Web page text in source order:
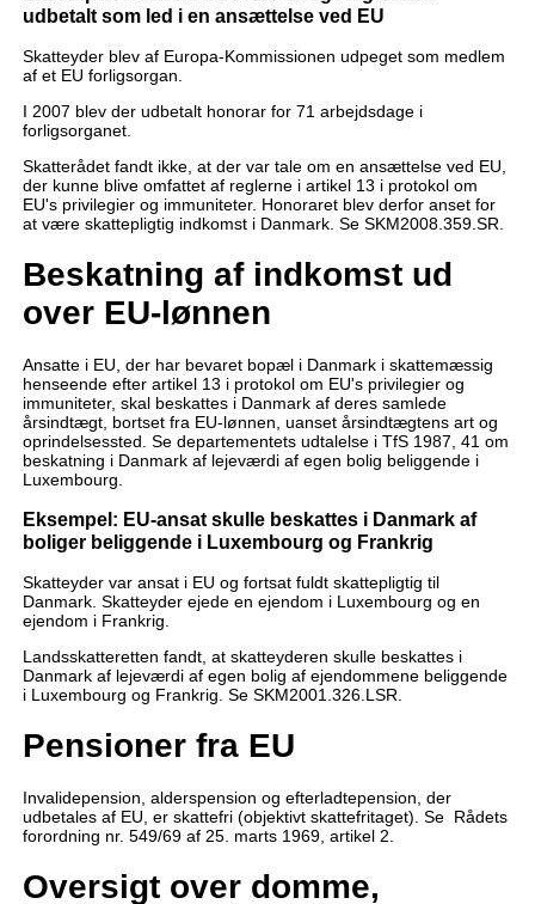
udbetalt som led i en ansættelse ved EU
Skatteyder blev af Europa-Kommissionen udpeget som medlem
af et EU forligsorgan.
I 2007 blev der udbetalt honorar for 71 arbejdsdage i
forligsorganet.
Skatterådet fandt ikke, at der var tale om en ansættelse ved EU,
der kunne blive omfattet af reglerne i artikel 13 i protokol om
EU's privilegier og immuniteter. Honoraret blev derfor anset for
at være skattepligtig indkomst i Danmark. Se SKM2008.359.SR.
Beskatning af indkomst ud
over EU-lønnen
Ansatte i EU, der har bevaret bopæl i Danmark i skattemæssig
henseende efter artikel 13 i protokol om EU's privilegier og
immuniteter, skal beskattes i Danmark af deres samlede
årsindtægt, bortset fra EU-lønnen, uanset årsindtægtens art og
oprindelsessted. Se departementets udtalelse i TfS 1987, 41 om
beskatning i Danmark af lejeværdi af egen bolig beliggende i
Luxembourg.
Eksempel: EU-ansat skulle beskattes i Danmark af
boliger beliggende i Luxembourg og Frankrig
Skatteyder var ansat i EU og fortsat fuldt skattepligtig til
Danmark. Skatteyder ejede en ejendom i Luxembourg og en
ejendom i Frankrig.
Landsskatteretten fandt, at skatteyderen skulle beskattes i
Danmark af lejeværdi af egen bolig af ejendommene beliggende
i Luxembourg og Frankrig. Se SKM2001.326.LSR.
Pensioner fra EU
Invalidepension, alderspension og efterladtepension, der
udbetales af EU, er skattefri (objektivt skattefritaget). Se Rådets
forordning nr. 549/69 af 25. marts 1969, artikel 2.
Oversigt over domme,